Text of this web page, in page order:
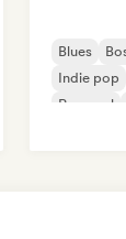
Blues
Indie pop
Pop soul